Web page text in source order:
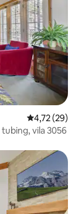
Priemerné
4,72 (29)
vila 3056